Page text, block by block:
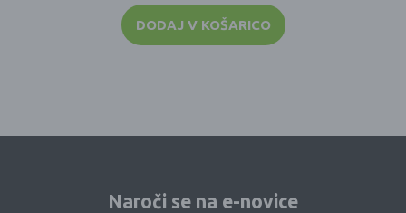
DODAJ V KOŠARICO
Naroči se na e-novice